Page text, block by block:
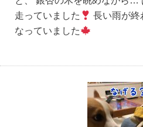
走っていました
長い雨が終
なっていました